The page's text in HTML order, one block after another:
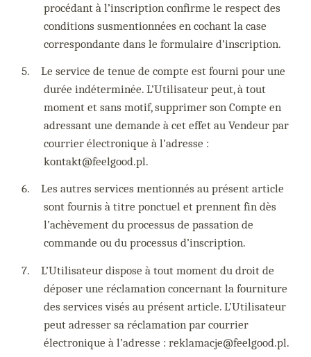
procédant à l’inscription confirme le respect des
conditions susmentionnées en cochant la case
correspondante dans le formulaire d’inscription.
5.
Le service de tenue de compte est fourni pour une
durée indéterminée. L’Utilisateur peut, à tout
moment et sans motif, supprimer son Compte en
adressant une demande à cet effet au Vendeur par
courrier électronique à l’adresse :
kontakt@feelgood.pl.
6.
Les autres services mentionnés au présent article
sont fournis à titre ponctuel et prennent fin dès
l’achèvement du processus de passation de
commande ou du processus d’inscription.
7.
L’Utilisateur dispose à tout moment du droit de
déposer une réclamation concernant la fourniture
des services visés au présent article. L’Utilisateur
peut adresser sa réclamation par courrier
électronique à l’adresse : reklamacje@feelgood.pl.